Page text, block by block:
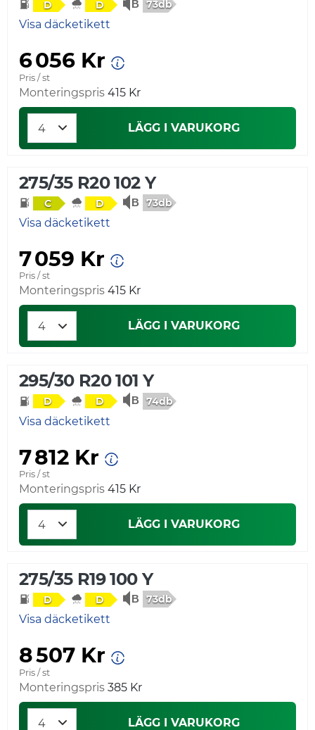
D D 73db
Visa däcketikett
6 056 Kr
Pris / st
Monteringspris 415 Kr
LÄGG I VARUKORG
275/35 R20 102 Y
C D 73db
Visa däcketikett
7 059 Kr
Pris / st
Monteringspris 415 Kr
LÄGG I VARUKORG
295/30 R20 101 Y
D D 74db
Visa däcketikett
7 812 Kr
Pris / st
Monteringspris 415 Kr
LÄGG I VARUKORG
275/35 R19 100 Y
D D 73db
Visa däcketikett
8 507 Kr
Pris / st
Monteringspris 385 Kr
LÄGG I VARUKORG